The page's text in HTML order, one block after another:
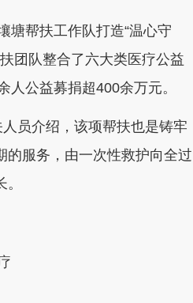
帮扶工作队打造“温心守
团队整合了六大类医疗公益
公益募捐超400余万元。
员介绍，该项帮扶也是铸牢
的服务，由一次性救护向全过